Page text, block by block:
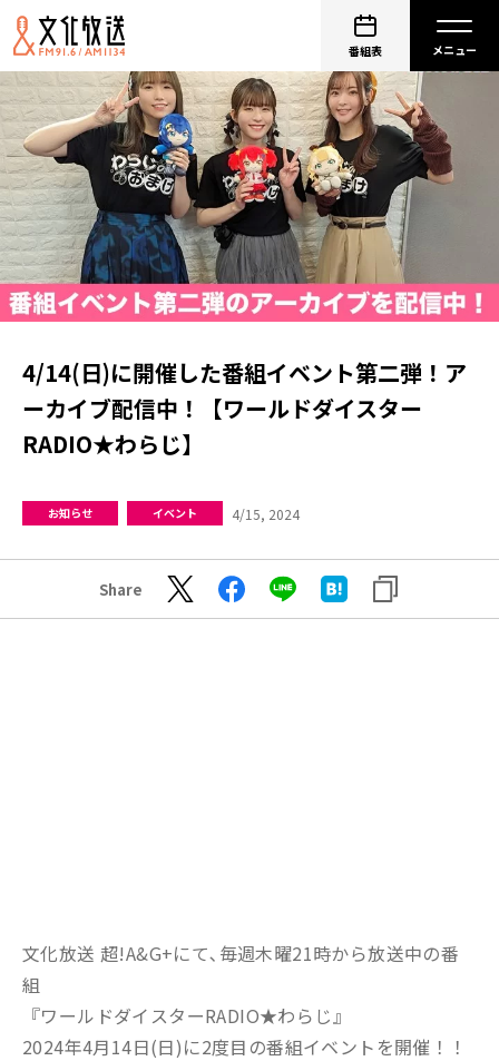
番組表
4/14(日)に開催した番組イベント第二弾！ア
ーカイブ配信中！【ワールドダイスター
RADIO★わらじ】
お知らせ イベント 4/15, 2024
Share
文化放送 超!A&G+にて､毎週木曜21時から放送中の番
組
『ワールドダイスターRADIO★わらじ』
2024年4月14日(日)に2度目の番組イベントを開催！！